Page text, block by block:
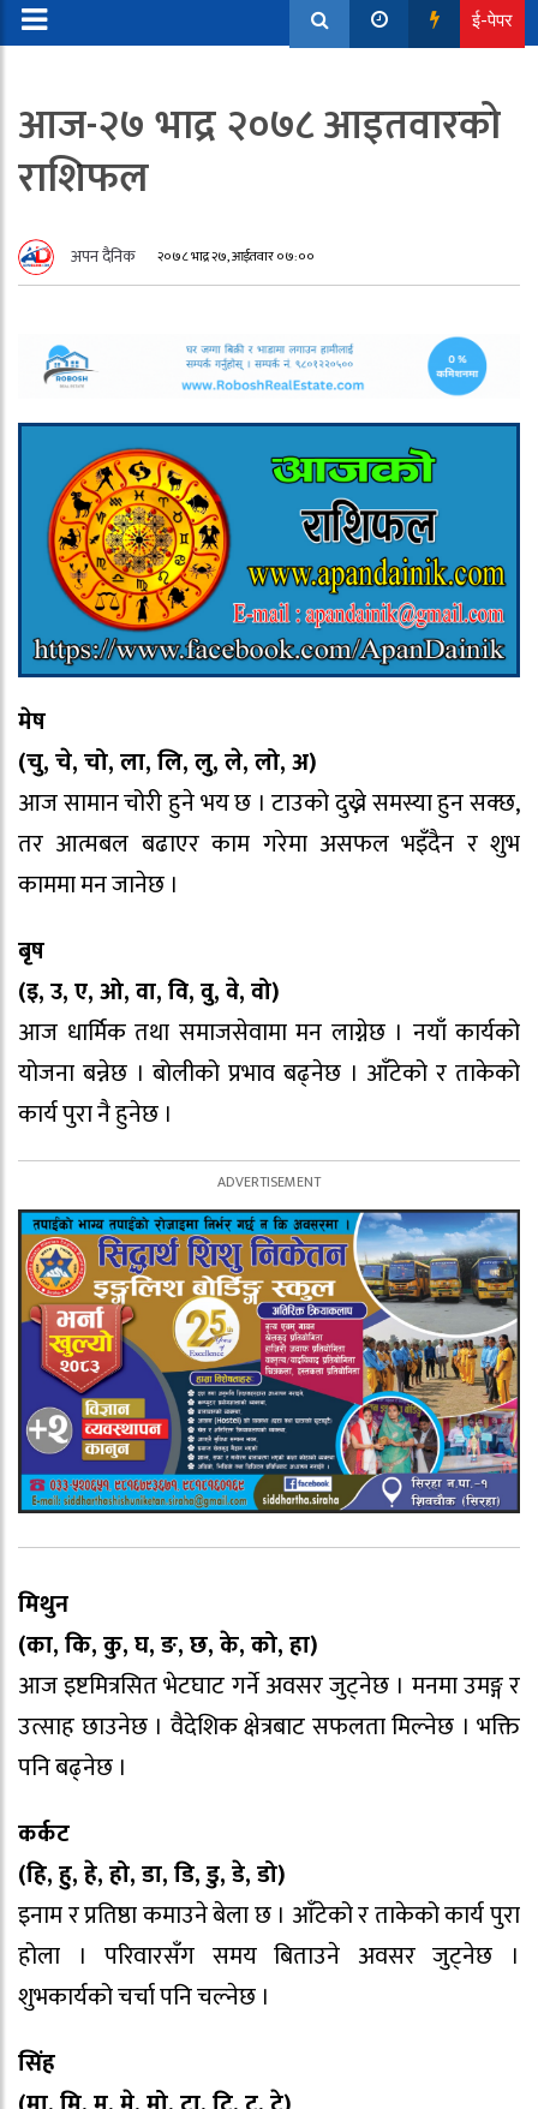
ई-पेपर
आज-२७ भाद्र २०७८ आइतवारको
राशिफल
अपन दैनिक २०७८ भाद्र २७, आईतवार ०७:००
मेष
(चु, चे, चो, ला, लि, लु, ले, लो, अ)
आज सामान चोरी हुने भय छ । टाउको दुख्ने समस्या हुन सक्छ,
तर आत्मबल बढाएर काम गरेमा असफल भइँदैन र शुभ
काममा मन जानेछ ।
बृष
(इ, उ, ए, ओ, वा, वि, वु, वे, वो)
आज धार्मिक तथा समाजसेवामा मन लाग्नेछ । नयाँ कार्यको
योजना बन्नेछ । बोलीको प्रभाव बढ्नेछ । आँटेको र ताकेको
कार्य पुरा नै हुनेछ ।
मिथुन
(का, कि, कु, घ, ङ, छ, के, को, हा)
आज इष्टमित्रसित भेटघाट गर्ने अवसर जुट्नेछ । मनमा उमङ्ग र
उत्साह छाउनेछ । वैदेशिक क्षेत्रबाट सफलता मिल्नेछ । भक्ति
पनि बढ्नेछ ।
कर्कट
(हि, हु, हे, हो, डा, डि, डु, डे, डो)
इनाम र प्रतिष्ठा कमाउने बेला छ । आँटेको र ताकेको कार्य पुरा
होला । परिवारसँग समय बिताउने अवसर जुट्नेछ ।
शुभकार्यको चर्चा पनि चल्नेछ ।
सिंह